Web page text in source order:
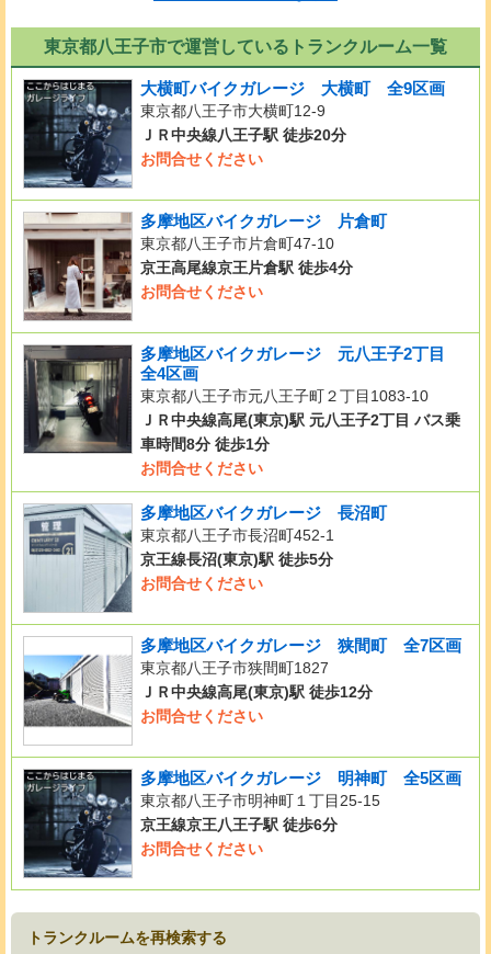
東京都八王子市で運営しているトランクルーム一覧
大横町バイクガレージ 大横町 全9区画
東京都八王子市大横町12-9
ＪＲ中央線八王子駅 徒歩20分
お問合せください
多摩地区バイクガレージ 片倉町
東京都八王子市片倉町47-10
京王高尾線京王片倉駅 徒歩4分
お問合せください
多摩地区バイクガレージ 元八王子2丁目
全4区画
東京都八王子市元八王子町２丁目1083-10
ＪＲ中央線高尾(東京)駅 元八王子2丁目 バス乗
車時間8分 徒歩1分
お問合せください
多摩地区バイクガレージ 長沼町
東京都八王子市長沼町452-1
京王線長沼(東京)駅 徒歩5分
お問合せください
多摩地区バイクガレージ 狭間町 全7区画
東京都八王子市狭間町1827
ＪＲ中央線高尾(東京)駅 徒歩12分
お問合せください
多摩地区バイクガレージ 明神町 全5区画
東京都八王子市明神町１丁目25-15
京王線京王八王子駅 徒歩6分
お問合せください
トランクルームを再検索する